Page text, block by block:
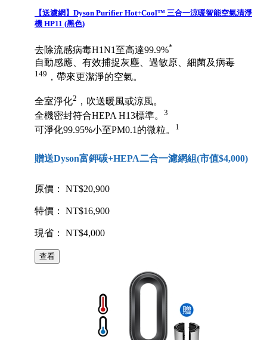
【送濾網】Dyson Purifier Hot+Cool™ 三合一涼暖智能空氣清淨
機 HP11 (黑色)
去除流感病毒H1N1至高達99.9%*
自動感應、有效捕捉灰塵、過敏原、細菌及病毒
149 ，帶來更潔淨的空氣。
全室淨化2 ，吹送暖風或涼風。
全機密封符合HEPA H13標準。 3
可淨化99.95%小至PM0.1的微粒。 1
贈送Dyson富鉀碳+HEPA二合一濾網組(市值$4,000)
原價： NT$20,900
特價： NT$16,900
現省： NT$4,000
查看